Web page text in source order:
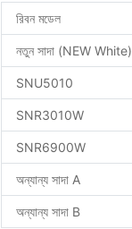
রিবন মডেল
নতুন সাদা (NEW White)
SNU5010
SNR3010W
SNR6900W
অন্যান্য সাদা A
অন্যান্য সাদা B